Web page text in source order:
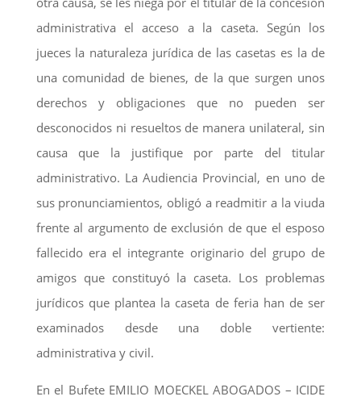
administrativa el acceso a la caseta. Según los
jueces la naturaleza jurídica de las casetas es la de
una comunidad de bienes, de la que surgen unos
derechos y obligaciones que no pueden ser
desconocidos ni resueltos de manera unilateral, sin
causa que la justifique por parte del titular
administrativo. La Audiencia Provincial, en uno de
sus pronunciamientos, obligó a readmitir a la viuda
frente al argumento de exclusión de que el esposo
fallecido era el integrante originario del grupo de
amigos que constituyó la caseta. Los problemas
jurídicos que plantea la caseta de feria han de ser
examinados desde una doble vertiente:
administrativa y civil.
En el Bufete EMILIO MOECKEL ABOGADOS – ICIDE